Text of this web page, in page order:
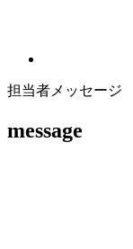
担当者メッセージ
message